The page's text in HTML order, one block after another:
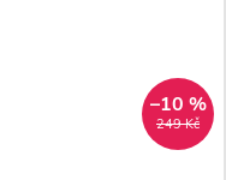
249 Kč
–10 %